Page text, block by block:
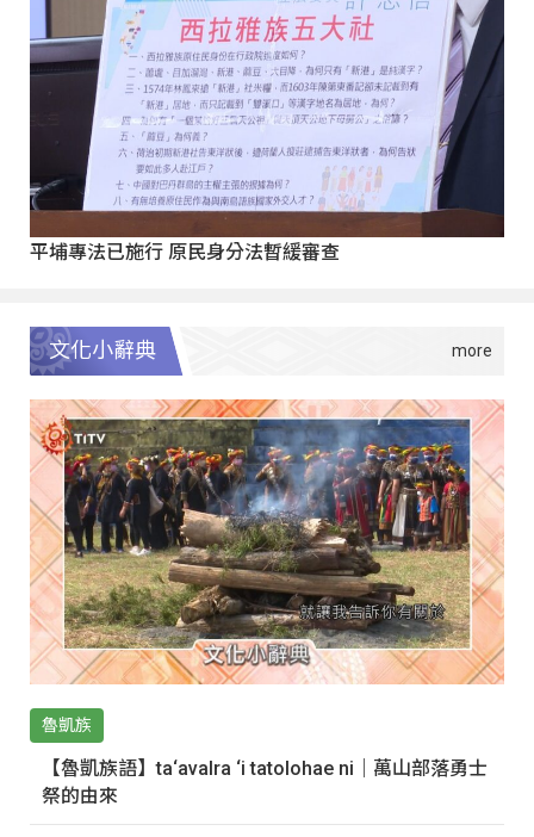
平埔專法已施行 原民身分法暫緩審查
文化小辭典
魯凱族
【魯凱族語】ta‘avalra ‘i tatolohae ni｜萬山部落勇士
祭的由來